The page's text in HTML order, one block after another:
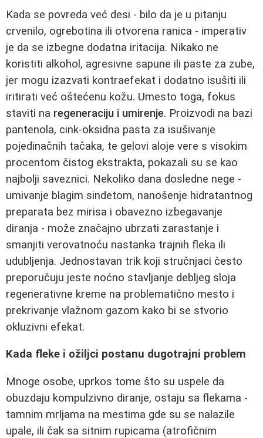
Kada se povreda već desi - bilo da je u pitanju
crvenilo, ogrebotina ili otvorena ranica - imperativ
je da se izbegne dodatna iritacija. Nikako ne
koristiti alkohol, agresivne sapune ili paste za zube,
jer mogu izazvati kontraefekat i dodatno isušiti ili
iritirati već oštećenu kožu. Umesto toga, fokus
staviti na regeneraciju i umirenje. Proizvodi na bazi
pantenola, cink-oksidna pasta za isušivanje
pojedinačnih tačaka, te gelovi aloje vere s visokim
procentom čistog ekstrakta, pokazali su se kao
najbolji saveznici. Nekoliko dana dosledne nege -
umivanje blagim sindetom, nanošenje hidratantnog
preparata bez mirisa i obavezno izbegavanje
diranja - može značajno ubrzati zarastanje i
smanjiti verovatnoću nastanka trajnih fleka ili
udubljenja. Jednostavan trik koji stručnjaci često
preporučuju jeste noćno stavljanje debljeg sloja
regenerativne kreme na problematično mesto i
prekrivanje vlažnom gazom kako bi se stvorio
okluzivni efekat.
Kada fleke i ožiljci postanu dugotrajni problem
Mnoge osobe, uprkos tome što su uspele da
obuzdaju kompulzivno diranje, ostaju sa flekama -
tamnim mrljama na mestima gde su se nalazile
upale, ili čak sa sitnim rupicama (atrofičnim